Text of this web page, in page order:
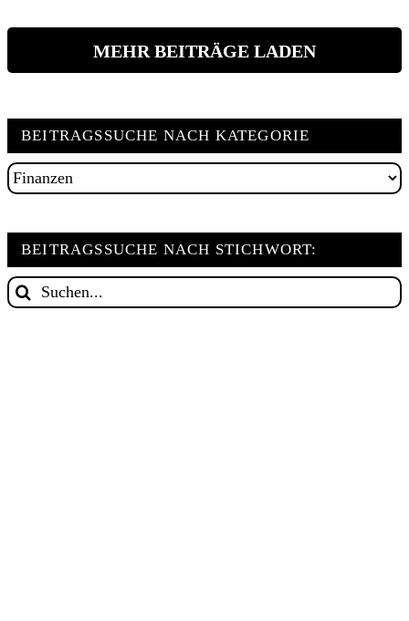
MEHR BEITRÄGE LADEN
BEITRAGSSUCHE NACH KATEGORIE
Beitragssuche
Kategorie
BEITRAGSSUCHE NACH STICHWORT:
Suche